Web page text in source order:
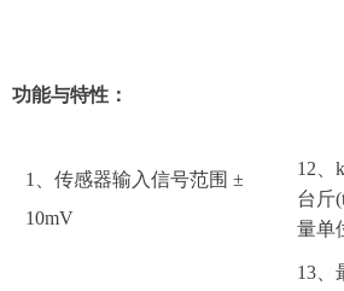
功能与特性：
1、传感器输入信号范围 ±
10mV
12、
台斤
量单
13、